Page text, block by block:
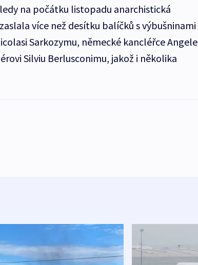
na počátku listopadu anarchistická
více než desítku balíčků s výbušninami
Sarkozymu, německé kancléřce Angele
Silviu Berlusconimu, jakož i několika